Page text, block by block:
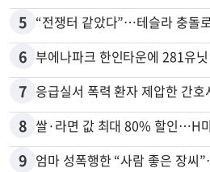
5 “전쟁터 같았다”…테슬라 충돌
6 부에나파크 한인타운에 281유
7 응급실서 폭력 환자 제압한 간
8 쌀·라면 값 최대 80% 할인…H
9